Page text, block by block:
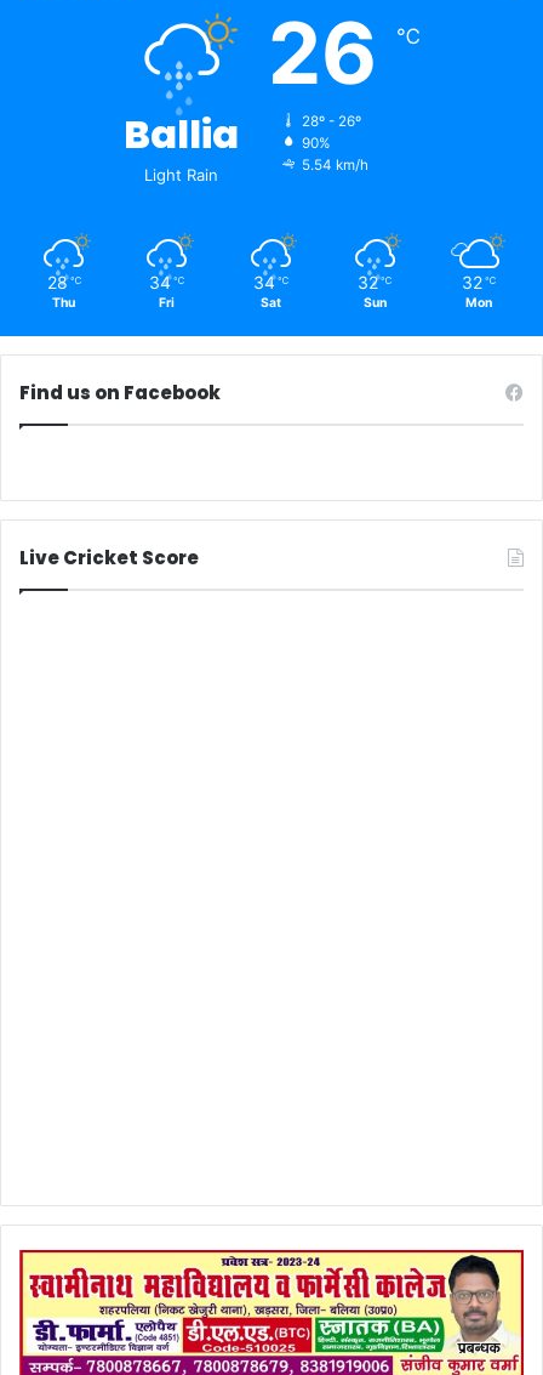
Ballia
Light Rain
26 ℃
28º - 26º
90%
5.54 km/h
28 ℃
Thu
34 ℃
Fri
34 ℃
Sat
32 ℃
Sun
32 ℃
Mon
Find us on Facebook
Live Cricket Score